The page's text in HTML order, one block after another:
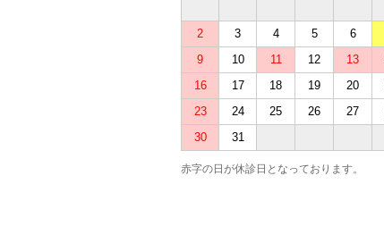
2
3 4 5 6
9
10 11 12 13
16
17 18 19 20
23
24 25 26 27
30
31
赤字の日が休診日となっております。